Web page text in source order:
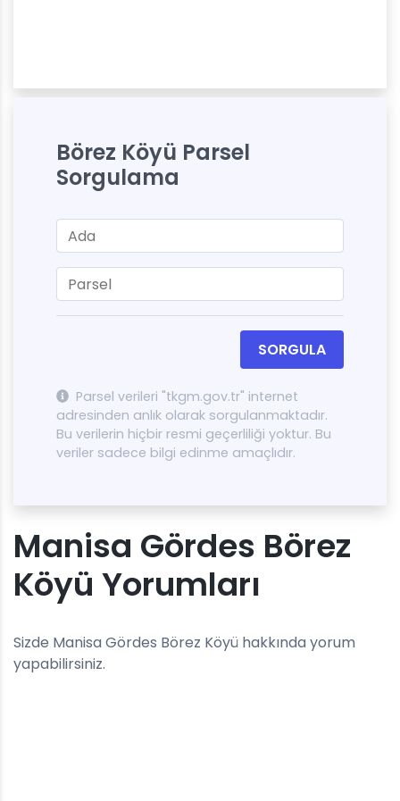
Börez Köyü Parsel
Sorgulama
SORGULA
Parsel verileri "tkgm.gov.tr" internet
adresinden anlık olarak sorgulanmaktadır.
Bu verilerin hiçbir resmi geçerliliği yoktur. Bu
veriler sadece bilgi edinme amaçlıdır.
Manisa Gördes Börez
Köyü Yorumları
Sizde Manisa Gördes Börez Köyü hakkında yorum
yapabilirsiniz.